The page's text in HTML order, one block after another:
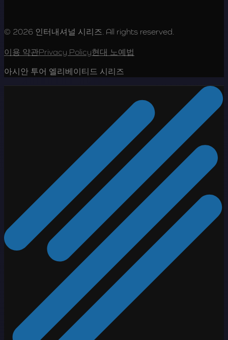
© 2026 인터내셔널 시리즈. All rights reserved.
이용 약관Privacy Policy현대 노예법
아시안 투어 엘리베이티드 시리즈